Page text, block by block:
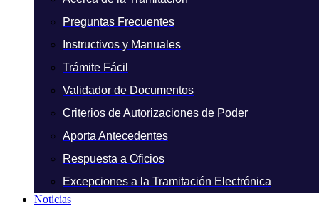
Preguntas Frecuentes
Instructivos y Manuales
Trámite Fácil
Validador de Documentos
Criterios de Autorizaciones de Poder
Aporta Antecedentes
Respuesta a Oficios
Excepciones a la Tramitación Electrónica
Noticias